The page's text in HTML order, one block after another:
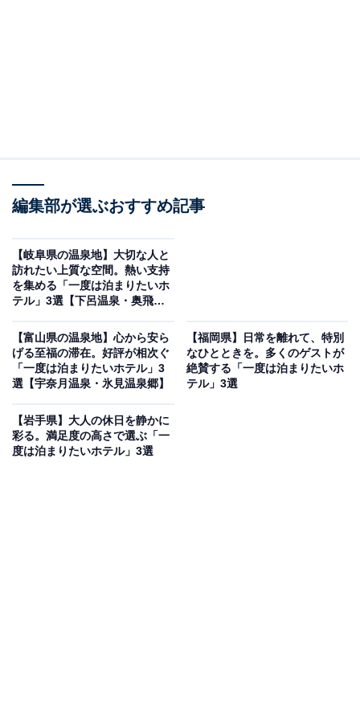
嬉野温泉 萬象閣 敷島（画像：「嬉野温泉 萬象閣 敷島」公式Webサイトよ
り）
「嬉野温泉 萬象閣 敷島」は、木のぬくもりを感じるモダ
を客室の半露天風呂・露天風呂で堪能でき、プライベー
トな空間で嬉野温泉を楽しめます。食事は「ブランド佐
編集部が選ぶおすすめ記事
【岐阜県の温泉地】大切な人と
訪れたい上質な空間。熱い支持
を集める「一度は泊まりたいホ
テル」3選【下呂温泉・奥飛騨
【富山県の温泉地】心から安ら
げる至福の滞在。好評が相次ぐ
「一度は泊まりたいホテル」3
選【宇奈月温泉・氷見温泉郷】
【福岡県】日常を離れて、特別
なひとときを。多くのゲストが
絶賛する「一度は泊まりたいホ
テル」3選
【岩手県】大人の休日を静かに
彩る。満足度の高さで選ぶ「一
度は泊まりたいホテル」3選